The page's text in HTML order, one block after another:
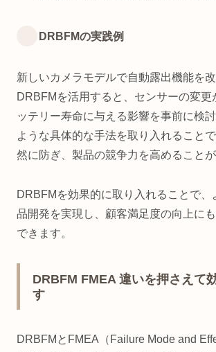
DRBFMの実践例
新しいカメラモデルで自動露出機能を改
DRBFMを活用すると、センサーの変更
ッテリー寿命に与える影響を事前に検
ような具体的な手法を取り入れること
然に防ぎ、製品の競争力を高めることが
DRBFMを効果的に取り入れることで、
品開発を実現し、顧客満足度の向上に
できます。
DRBFM FMEA 違いを押さえて
す
DRBFMとFMEA（Failure Mode and